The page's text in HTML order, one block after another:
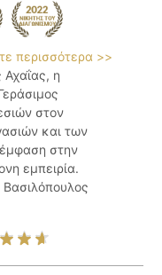
περισσότερα >>
η
στον
και των
στην
εμπειρία.
Βασιλόπουλος